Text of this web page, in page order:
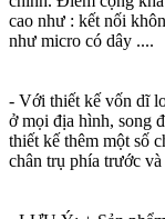
cao như : kết nối
như micro có dây ....
- Với thiết kế vốn dĩ
ở mọi địa hình, song
thiết kế thêm một số
chân trụ phía trước